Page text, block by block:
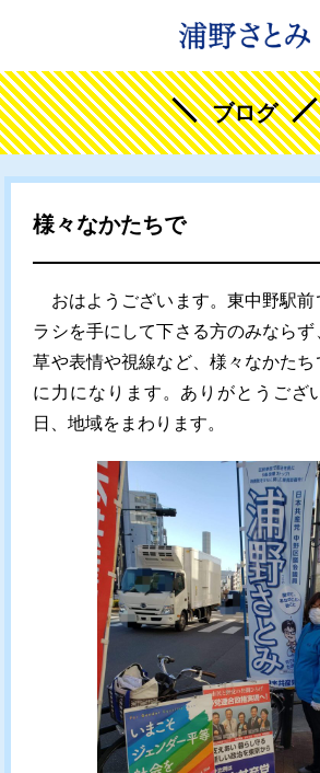
ブログ
様々なかたちで
おはようございます。東中野駅前
ラシを手にして下さる方のみなら
草や表情や視線など、様々なかた
に力になります。ありがとうござ
日、地域をまわります。